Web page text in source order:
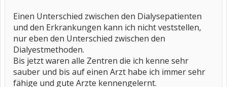
Einen Unterschied zwischen den Dialysepatienten
und den Erkrankungen kann ich nicht veststellen,
nur eben den Unterschied zwischen den
Dialyestmethoden.
Bis jetzt waren alle Zentren die ich kenne sehr
sauber und bis auf einen Arzt habe ich immer sehr
fähige und gute Arzte kennengelernt.